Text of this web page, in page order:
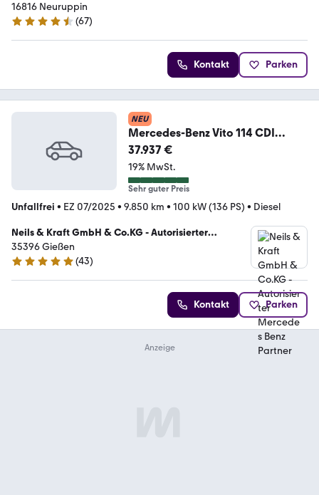
16816 Neuruppin
4.4 Sterne
(67)
Kontakt Parken
NEU
Mercedes-Benz Vito 114 CDI
Kasten Lang SpurW W-Paket AUT
AHK
37.937 €
19% MwSt.
Sehr guter Preis
Unfallfrei • EZ 07/2025 • 9.850 km • 100 kW (136 PS) • Diesel
Neils & Kraft GmbH & Co.KG - Autorisierter
Mercedes Benz Partner
35396 Gießen
5 Sterne
(43)
Kontakt Parken